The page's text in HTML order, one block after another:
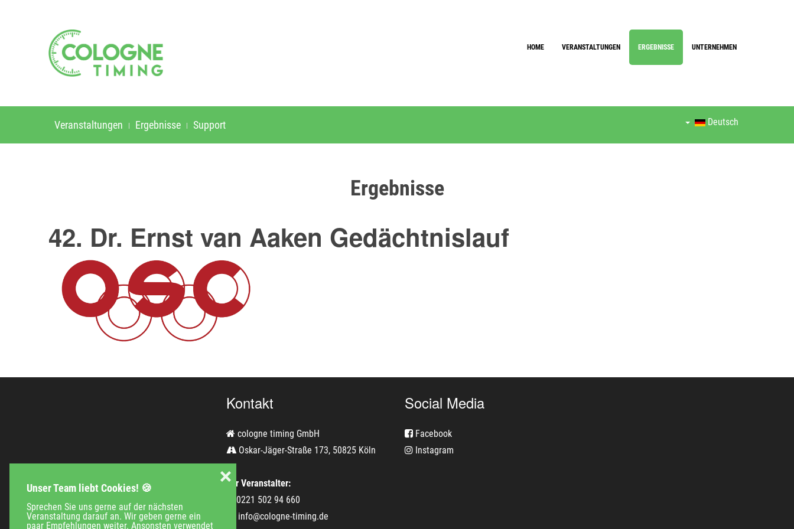
Unser Team liebt Cookies! 🍪
Sprechen Sie uns gerne auf der nächsten
Veranstaltung darauf an. Wir geben gerne ein
paar Empfehlungen weiter. Ansonsten verwendet
❌
HOME VERANSTALTUNGEN ERGEBNISSE UNTERNEHMEN
Veranstaltungen Ergebnisse Support Deutsch
Ergebnisse
42. Dr. Ernst van Aaken Gedächtnislauf
Kontakt
cologne timing GmbH
Oskar-Jäger-Straße 173, 50825 Köln
Für Veranstalter:
0221 502 94 660
info@cologne-timing.de
Social Media
Facebook
Instagram